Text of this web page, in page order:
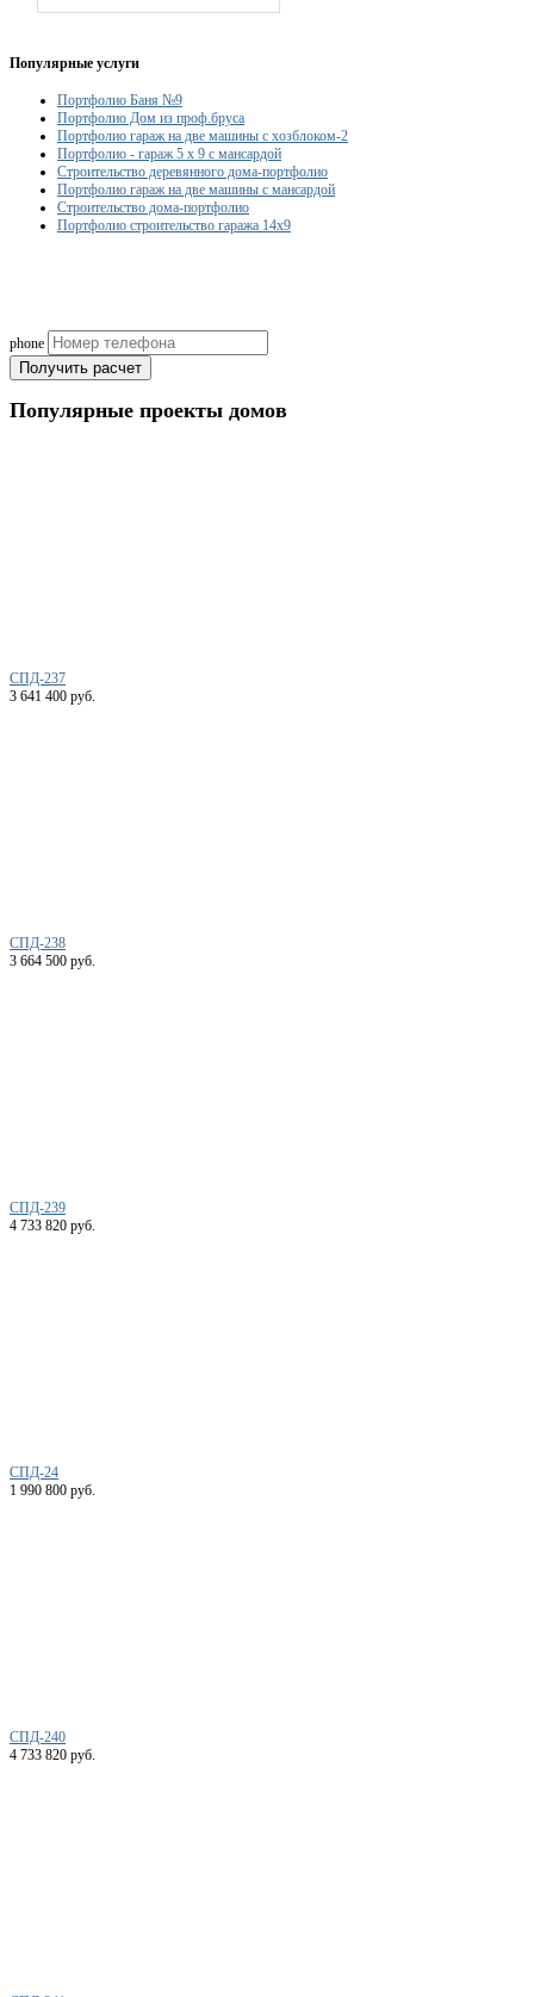
Популярные услуги
Портфолио Баня №9
Портфолио Дом из проф.бруса
Портфолио гараж на две машины с хозблоком-2
Портфолио - гараж 5 х 9 с мансардой
Строительство деревянного дома-портфолио
Портфолио гараж на две машины с мансардой
Строительство дома-портфолио
Портфолио строительство гаража 14x9
phone
Получить расчет
Популярные проекты домов
СПД-237
3 641 400 руб.
СПД-238
3 664 500 руб.
СПД-239
4 733 820 руб.
СПД-24
1 990 800 руб.
СПД-240
4 733 820 руб.